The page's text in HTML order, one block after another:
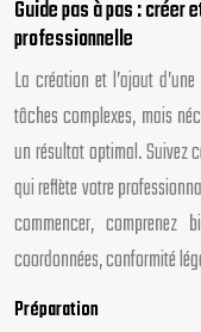
Guide pas à pas : créer
professionnelle
La création et l’ajout
tâches complexes, mais
un résultat optimal. Suivez
qui reflète votre
commencer,
coordonnées, conformité
Préparation